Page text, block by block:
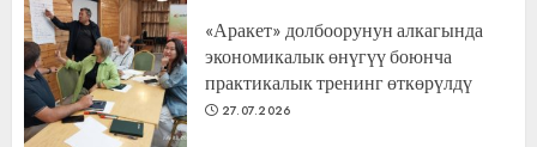
«Аракет» долбоорунун алкагында
экономикалык өнүгүү боюнча
практикалык тренинг өткөрүлдү
27.07.2026